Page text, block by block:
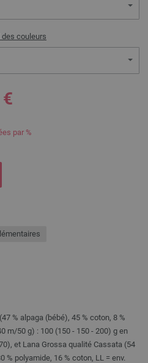
des couleurs
par %
% alpaga (bébé), 45 % coton, 8 %
m/50 g) : 100 (150 - 150 - 200) g en
et Lana Grossa qualité Cassata (54
% polyamide, 16 % coton, LL = env.